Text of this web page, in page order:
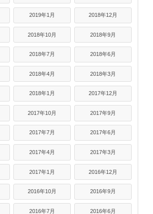
2019年1月 2018年12月
2018年10月 2018年9月
2018年7月 2018年6月
2018年4月 2018年3月
2018年1月 2017年12月
2017年10月 2017年9月
2017年7月 2017年6月
2017年4月 2017年3月
2017年1月 2016年12月
2016年10月 2016年9月
2016年7月 2016年6月